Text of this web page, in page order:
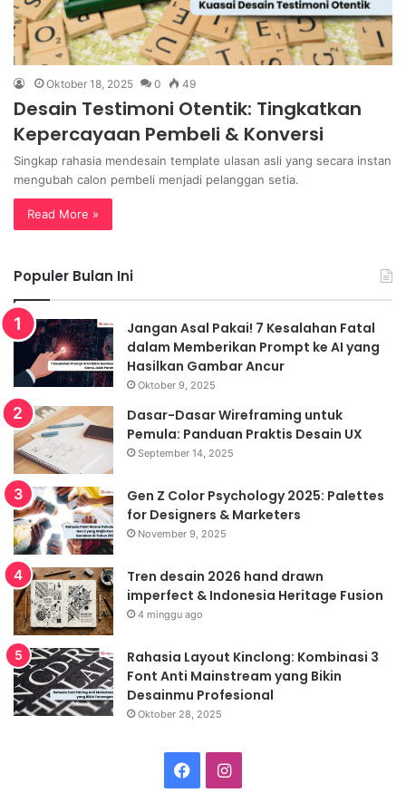
Oktober 18, 2025 0 49
Desain Testimoni Otentik: Tingkatkan
Kepercayaan Pembeli & Konversi
Singkap rahasia mendesain template ulasan asli yang secara instan
mengubah calon pembeli menjadi pelanggan setia.
Read More »
Populer Bulan Ini
Jangan Asal Pakai! 7 Kesalahan Fatal
dalam Memberikan Prompt ke AI yang
Hasilkan Gambar Ancur
Oktober 9, 2025
Dasar-Dasar Wireframing untuk
Pemula: Panduan Praktis Desain UX
September 14, 2025
Gen Z Color Psychology 2025: Palettes
for Designers & Marketers
November 9, 2025
Tren desain 2026 hand drawn
imperfect & Indonesia Heritage Fusion
4 minggu ago
Rahasia Layout Kinclong: Kombinasi 3
Font Anti Mainstream yang Bikin
Desainmu Profesional
Oktober 28, 2025
FacebookInstagram